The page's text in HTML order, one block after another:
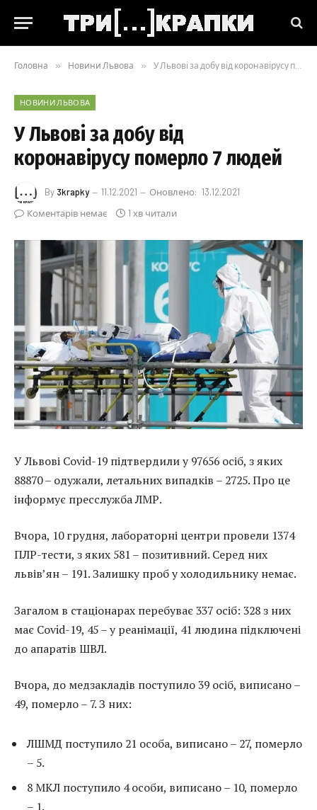
Головна » Новини Львова » У Львові за добу від коронавірусу померло 7 людей
НОВИНИ ЛЬВОВА
У Львові за добу від
коронавірусу померло 7 людей
By 3krapky 11.12.2021 Оновлено: 13.12.2021
Коментарів немає
1 хв читали
У Львові Covid-19 підтвердили у 97656 осіб, з яких
88870 – одужали, летальних випадків – 2725. Про це
інформує пресслужба ЛМР.
Вчора, 10 грудня, лабораторні центри провели 1374
ПЛР-тести, з яких 581 – позитивний. Серед них
львів’ян – 191. Залишку проб у холодильнику немає.
Загалом в стаціонарах перебуває 337 осіб: 328 з них
має Covid-19, 45 – у реанімації, 41 людина підключені
до апаратів ШВЛ.
Вчора, до медзакладів поступило 39 осіб, виписано –
49, померло – 7. З них:
ЛШМД поступило 21 особа, виписано – 27, померло
– 5.
8 МКЛ поступило 4 особи, виписано – 10, померло
– 1.